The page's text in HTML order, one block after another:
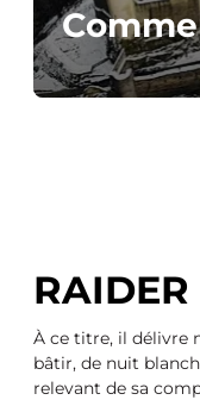
À ce titre, il délivre
bâtir, de nuit
relevant de sa